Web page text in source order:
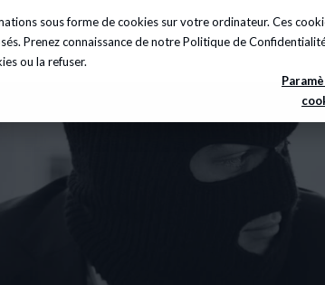
sous forme de cookies sur votre ordinateur. Ces
Prenez connaissance de notrePolitique de
ou la refuser.
Carrières Ressources